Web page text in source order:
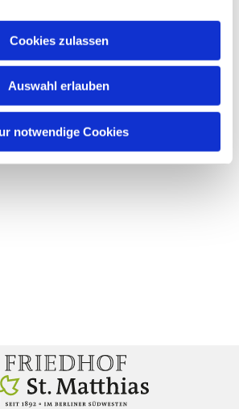
Cookies zulassen
Auswahl erlauben
notwendige Cookies